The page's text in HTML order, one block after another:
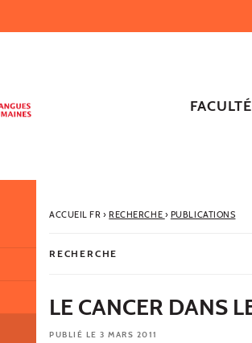
FACULTÉ
ACCUEIL FR› RECHERCHE › PUBLICATIONS
RECHERCHE
LE CANCER DANS
PUBLIÉ LE 3 MARS 2011